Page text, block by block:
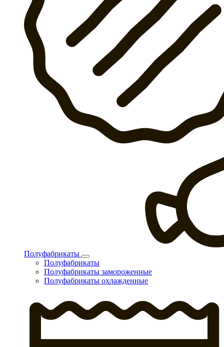
Полуфабрикаты
Полуфабрикаты
Полуфабрикаты замороженные
Полуфабрикаты охлажденные